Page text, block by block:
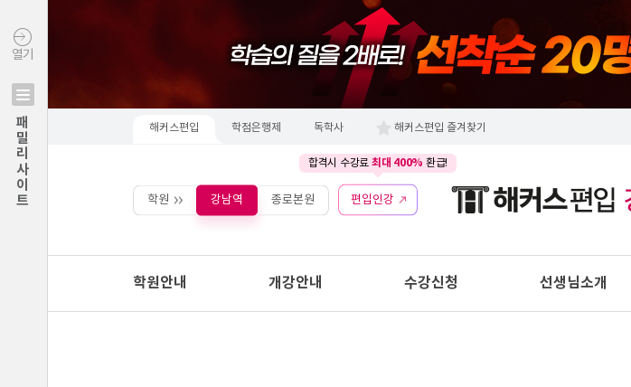
열기
패밀리사이트 해커스편입 학점은행제 독학사 해커스편입 즐겨찾기
합격시 수강료 최대 400% 환급!
학원 강남역 종로본원 편입인강
학원안내 개강안내 수강신청 선생님소개